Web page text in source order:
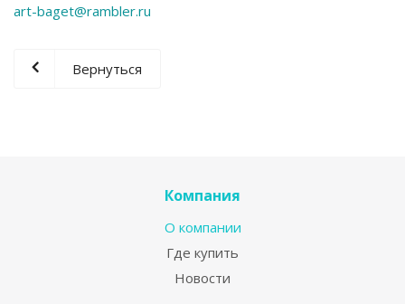
art-baget@rambler.ru
Вернуться
Компания
О компании
Где купить
Новости